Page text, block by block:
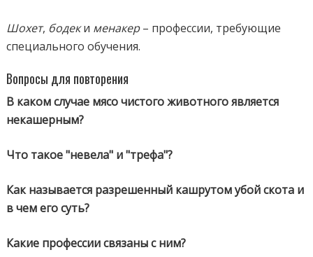
Шохет, бодеки менакер– профессии, требующие
специального обучения.
Вопросы для повторения
В каком случае мясо чистого животного является
некашерным?
Что такое "невела" и "трефа"?
Как называется разрешенный кашрутом убой скота и
в чем его суть?
Какие профессии связаны с ним?